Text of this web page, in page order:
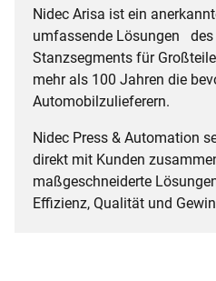
Nidec Arisa ist ein
umfassende Lösungen
Stanzsegments für
mehr als 100 Jahren die
Automobilzulieferern.
Nidec Press & Automation
direkt mit Kunden
maßgeschneiderte
Effizienz, Qualität und